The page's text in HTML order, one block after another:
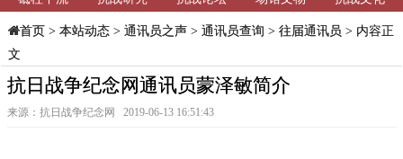
首页> 本站动态> 通讯员之声> 通讯员查询 > 往届通讯员 > 内容正
文
抗日战争纪念网通讯员蒙泽敏简介
来源：抗日战争纪念网 2019-06-13 16:51:43